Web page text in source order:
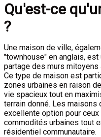
Qu'est-ce
?
Une maison de ville,
"townhouse" en anglais,
partage des murs
Ce type de maison est
zones urbaines en raison
vie spacieux tout en
terrain donné. Les maisons
excellente option pour
commodités urbaines tout
résidentiel communautaire.